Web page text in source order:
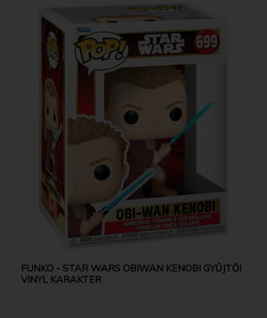
FUNKO - STAR WARS OBIWAN KENOBI GYŰJTŐI
VINYL KARAKTER